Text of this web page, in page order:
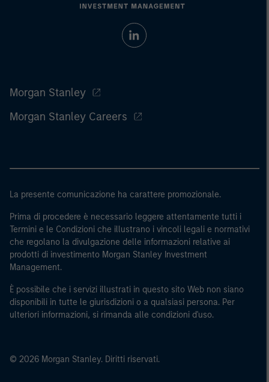
Morgan Stanley
Morgan Stanley Careers
La presente comunicazione ha carattere promozionale.
Prima di procedere è necessario leggere attentamente tutti i
Termini e le Condizioni che illustrano i vincoli legali e normativi
che regolano la divulgazione delle informazioni relative ai
prodotti di investimento Morgan Stanley Investment
Management.
È possibile che i servizi illustrati in questo sito Web non siano
disponibili in tutte le giurisdizioni o a qualsiasi persona. Per
ulteriori informazioni, si rimanda alle condizioni d'uso.
© 2026 Morgan Stanley. Diritti riservati.